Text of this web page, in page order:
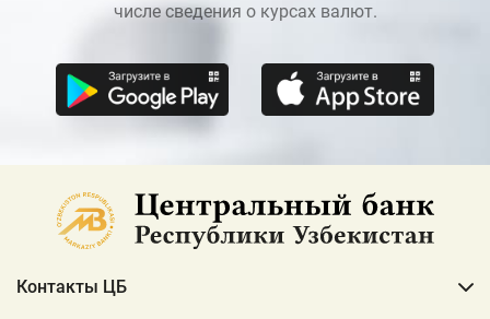
числе сведения о курсах валют.
Контакты ЦБ